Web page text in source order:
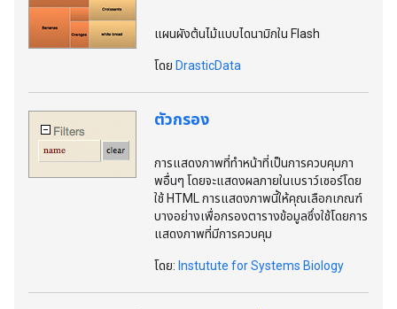
แผนผังต้นไม้แบบไดนามิกใน Flash
โดย DrasticData
ตัวกรอง
การแสดงภาพที่ทําหน้าที่เป็นการควบคุมภา
พอื่นๆ โดยจะแสดงผลภายในเบราว์เซอร์โดย
ใช้ HTML การแสดงภาพนี้ให้คุณเลือกเกณฑ์
บางอย่างเพื่อกรองตารางข้อมูลซึ่งใช้โดยการ
แสดงภาพที่มีการควบคุม
โดย: Instutute for Systems Biology